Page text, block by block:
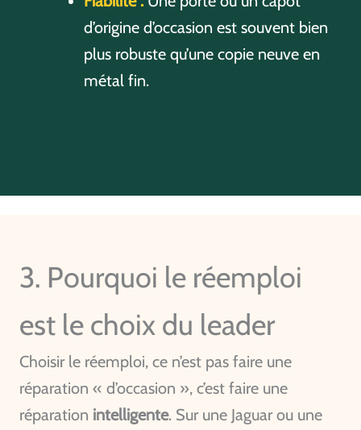
d’origine d’occasion est souvent bien
plus robuste qu’une copie neuve en
métal fin.
3. Pourquoi le réemploi
est le choix du leader
Choisir le réemploi, ce n’est pas faire une
réparation « d’occasion », c’est faire une
réparation intelligente. Sur une Jaguar ou une